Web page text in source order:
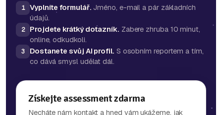
1 Vyplníte formulář. Jméno, e-mail a pár základních
údajů.
2 Projdete krátký dotazník. Zabere zhruba 10 minut,
online, odkudkoli.
3 Dostanete svůj AI profil. S osobním reportem a tím,
co dává smysl udělat dál.
Získejte assessment zdarma
Necháte nám kontakt a hned vám ukážeme, jak